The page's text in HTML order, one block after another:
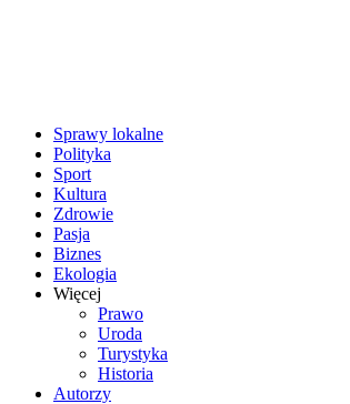
Sprawy lokalne
Polityka
Sport
Kultura
Zdrowie
Pasja
Biznes
Ekologia
Więcej
Prawo
Uroda
Turystyka
Historia
Autorzy